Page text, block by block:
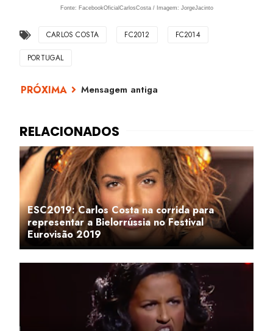
Fonte: FacebookOficialCarlosCosta / Imagem: JorgeJacinto
CARLOS COSTA FC2012 FC2014
PORTUGAL
Mensagem antiga
ESC2019: Carlos Costa na corrida para
representar a Bielorrússia no Festival
Eurovisão 2019